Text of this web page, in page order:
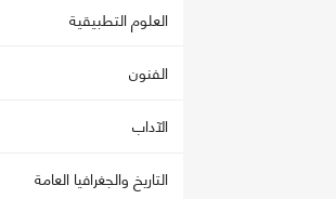
العلوم التطبيقية
الفنون
الآداب
التاريخ والجغرافيا العامة